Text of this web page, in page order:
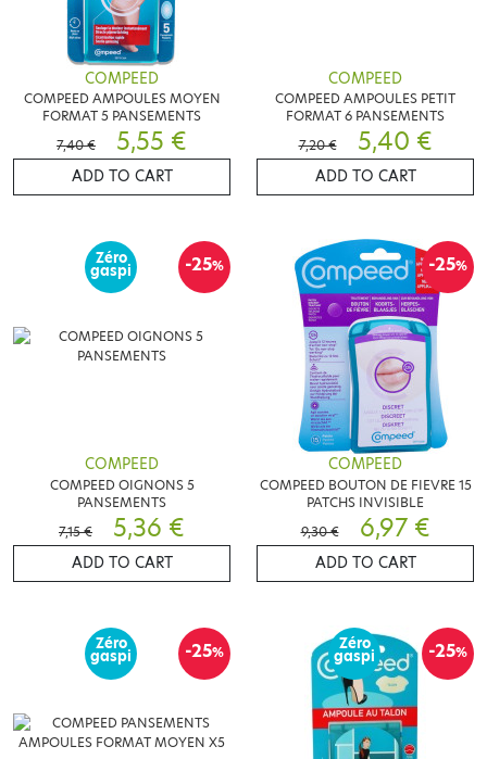
COMPEED
COMPEED AMPOULES MOYEN
FORMAT 5 PANSEMENTS
7,40 €
5,55 €
ADD TO CART
COMPEED
COMPEED AMPOULES PETIT
FORMAT 6 PANSEMENTS
7,20 €
5,40 €
ADD TO CART
-25%
Zéro
gaspi
COMPEED
COMPEED OIGNONS 5
PANSEMENTS
7,15 €
5,36 €
ADD TO CART
-25%
COMPEED
COMPEED BOUTON DE FIEVRE 15
PATCHS INVISIBLE
9,30 €
6,97 €
ADD TO CART
-25%
Zéro
gaspi -25%
Zéro
gaspi